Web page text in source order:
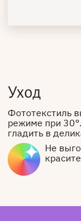
Уход
Фототекстиль
режиме при
гладить в
Не